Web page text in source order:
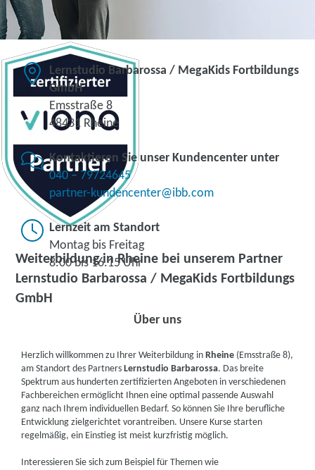
Weiterbildung in Rheine bei unserem Partner
Lernstudio Barbarossa / MegaKids Fortbildungs
GmbH
Lernstudio Barbarossa / MegaKids Fortbildungs
GmbH
Emsstraße 8
48431 Rheine
Kontaktieren Sie unser Kundencenter unter
040 – 79724645
partner-kundencenter@ibb.com
Lernzeit am Standort
Montag bis Freitag
8.00 bis 16.15 Uhr
Über uns
Herzlich willkommen zu Ihrer Weiterbildung inRheine (Emsstraße 8),
am Standort des PartnersLernstudio Barbarossa. Das breite
Spektrum aus hunderten zertifizierten Angeboten in verschiedenen
Fachbereichen ermöglicht Ihnen eine optimal passende Auswahl
ganz nach Ihrem individuellen Bedarf. So können Sie Ihre berufliche
Entwicklung zielgerichtet vorantreiben. Unsere Kurse starten
regelmäßig, ein Einstieg ist meist kurzfristig möglich.
Interessieren Sie sich zum Beispiel für Themen wie